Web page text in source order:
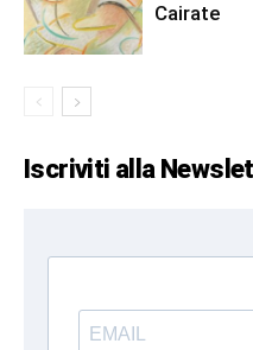
Cairate
Iscriviti alla